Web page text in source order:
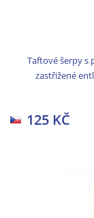
Taftové šerpy s
zastřižené
125 KČ